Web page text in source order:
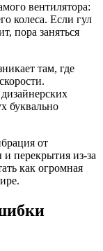
вентилятора:
колеса. Если гул
пора заняться
там, где
буквально
от
и перекрытия из-за
как огромная